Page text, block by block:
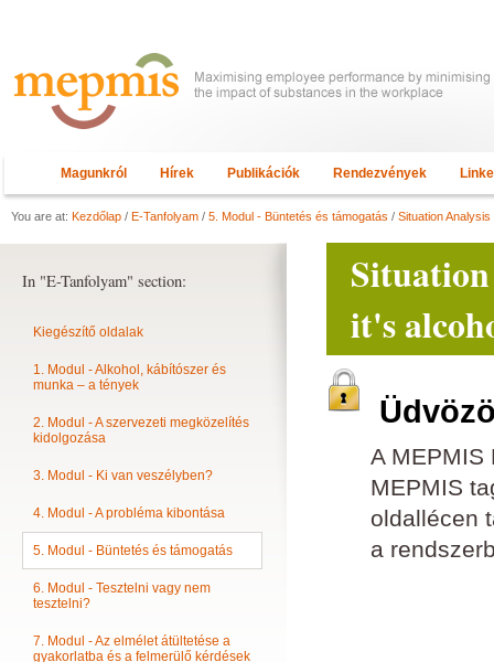
Magunkról Hírek Publikációk Rendezvények
You are at: Kezdőlap / E-Tanfolyam / 5. Modul - Büntetés és támogatás / Situation Analysis
it's
A MEPMIS
MEPMIS
oldallécen
a
In "E-Tanfolyam" section:
Kiegészítő oldalak
1. Modul - Alkohol, kábítószer és
munka – a tények
2. Modul - A szervezeti megközelítés
kidolgozása
3. Modul - Ki van veszélyben?
4. Modul - A probléma kibontása
5. Modul - Büntetés és támogatás
6. Modul - Tesztelni vagy nem
tesztelni?
7. Modul - Az elmélet átültetése a
gyakorlatba és a felmerülő kérdések